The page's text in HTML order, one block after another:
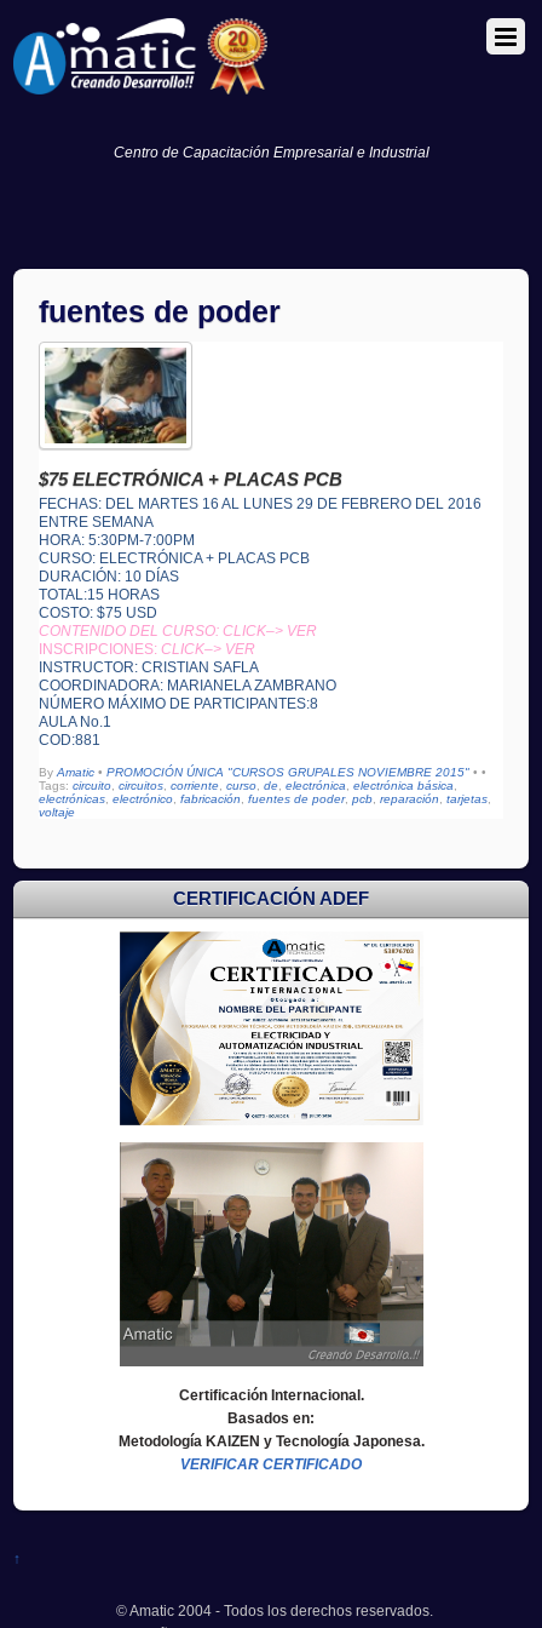
Centro de Capacitación Empresarial e Industrial
fuentes de poder
$75 ELECTRÓNICA + PLACAS PCB
FECHAS: DEL MARTES 16 AL LUNES 29 DE FEBRERO DEL 2016
ENTRE SEMANA
HORA: 5:30PM-7:00PM
CURSO: ELECTRÓNICA + PLACAS PCB
DURACIÓN: 10 DÍAS
TOTAL:15 HORAS
COSTO: $75 USD
CONTENIDO DEL CURSO: CLICK–> VER
INSCRIPCIONES:CLICK–> VER
INSTRUCTOR: CRISTIAN SAFLA
COORDINADORA: MARIANELA ZAMBRANO
NÚMERO MÁXIMO DE PARTICIPANTES:8
AULA No.1
COD:881
ByAmatic • PROMOCIÓN ÚNICA "CURSOS GRUPALES NOVIEMBRE 2015" • •
Tags:circuito ,circuitos ,corriente ,curso ,de ,electrónica ,electrónica básica
electrónicas ,electrónico ,fabricación ,fuentes de poder,pcb ,reparación ,tarjetas
voltaje
CERTIFICACIÓN ADEF
Certificación Internacional.
Basados en:
Metodología KAIZEN y Tecnología Japonesa.
VERIFICAR CERTIFICADO
↑
© Amatic 2004 - Todos los derechos reservados.